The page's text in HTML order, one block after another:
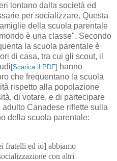
lontano dalla società ed
per socializzare. Questa
della scuola parentale
è una classe". Secondo
la scuola parentale è
di casa, tra cui gli scout, il
[Scarica il PDF] hanno
che frequentano la scuola
rispetto alla popolazione
di votare, e di partecipare
Canadese riflette sulla
della scuola parentale:
fratelli ed io] abbiamo
con altri